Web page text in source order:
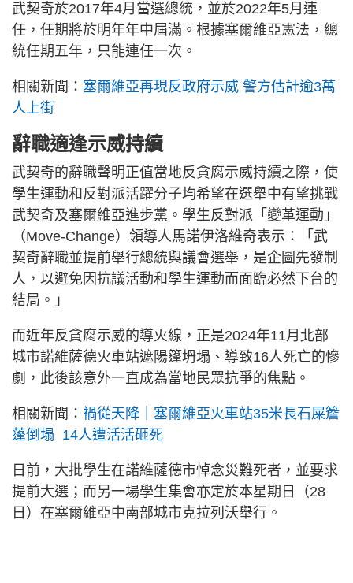
武契奇於2017年4月當選總統，並於2022年5月連
任，任期將於明年年中屆滿。根據塞爾維亞憲法，總
統任期五年，只能連任一次。
相關新聞： 塞爾維亞再現反政府示威 警方估計逾3萬
人上街
辭職適逢示威持續
武契奇的辭職聲明正值當地反貪腐示威持續之際，使
學生運動和反對派活躍分子均希望在選舉中有望挑戰
武契奇及塞爾維亞進步黨。學生反對派「變革運動」
（Move-Change）領導人馬諾伊洛維奇表示：「武
契奇辭職並提前舉行總統與議會選舉，是企圖先發制
人，以避免因抗議活動和學生運動而面臨必然下台的
結局。」
而近年反貪腐示威的導火線，正是2024年11月北部
城市諾維薩德火車站遮陽篷坍塌、導致16人死亡的慘
劇，此後該意外一直成為當地民眾抗爭的焦點。
相關新聞： 禍從天降｜塞爾維亞火車站35米長石屎簷
蓬倒塌 14人遭活活砸死
日前，大批學生在諾維薩德市悼念災難死者，並要求
提前大選；而另一場學生集會亦定於本星期日（28
日）在塞爾維亞中南部城市克拉列沃舉行。